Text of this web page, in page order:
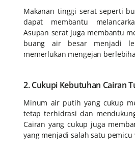
Makanan tinggi serat seperti
dapat membantu
Asupan serat juga membantu
buang air besar menjadi
memerlukan mengejan
2. Cukupi Kebutuhan Cairan
Minum air putih yang cukup
tetap terhidrasi dan
Cairan yang cukup juga
yang menjadi salah satu pemicu